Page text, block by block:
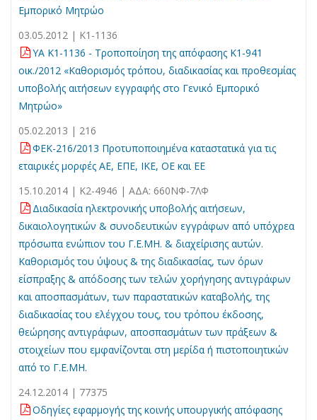
Εμπορικό Μητρώο
03.05.2012 | Κ1-1136
YA Κ1-1136 - Τροποποίηση της απόφασης Κ1-941
οικ./2012 «Καθορισμός τρόπου, διαδικασίας και προθεσμίας
υποβολής αιτήσεων εγγραφής στο Γενικό Εμπορικό
Μητρώο»
05.02.2013 | 216
ΦΕΚ-216/2013 Προτυποποιημένα καταστατικά για τις
εταιρικές μορφές ΑΕ, ΕΠΕ, ΙΚΕ, ΟΕ και ΕΕ
15.10.2014 | K2-4946 | ΑΔΑ: 660ΝΦ-7ΛΦ
Διαδικασία ηλεκτρονικής υποβολής αιτήσεων,
δικαιολογητικών & συνοδευτικών εγγράφων από υπόχρεα
πρόσωπα ενώπιον του Γ.Ε.ΜΗ. & διαχείρισης αυτών.
Καθορισμός του ύψους & της διαδικασίας, των όρων
είσπραξης & απόδοσης των τελών χορήγησης αντιγράφων
και αποσπασμάτων, των παραστατικών καταβολής, της
διαδικασίας του ελέγχου τους, του τρόπου έκδοσης,
θεώρησης αντιγράφων, αποσπασμάτων των πράξεων &
στοιχείων που εμφανίζονται στη μερίδα ή πιστοποιητικών
από το Γ.Ε.ΜΗ.
24.12.2014 | 77375
Οδηγίες εφαρμογής της κοινής υπουργικής απόφασης